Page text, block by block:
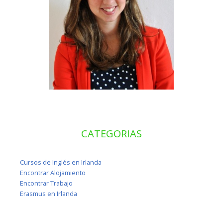
CATEGORIAS
Cursos de Inglés en Irlanda
Encontrar Alojamiento
Encontrar Trabajo
Erasmus en Irlanda